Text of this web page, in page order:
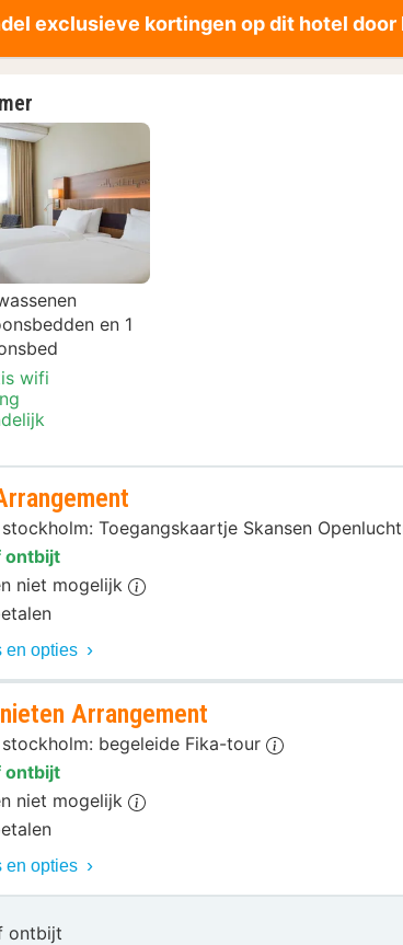
exclusieve kortingen op dit hotel door
en 1
wifi
Toegangskaartje Skansen
ontbijt
niet mogelijk
en opties
Arrangement
begeleide Fika-tour
ontbijt
niet mogelijk
en opties
ontbijt